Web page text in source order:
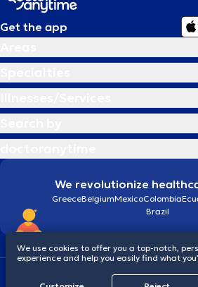
Get the app
We revolutionize
GreeceBelgiumMexicoColombia
Brazil
Cookies
We use cookies to offer you a top-notch,
experience and help you easily find what